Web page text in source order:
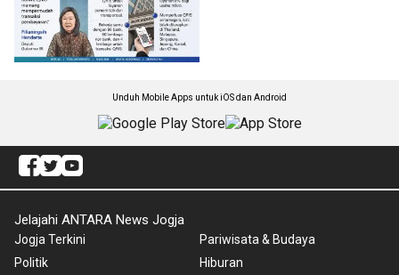
Unduh Mobile Apps untuk iOS dan Android
Jelajahi ANTARA News Jogja
Jogja Terkini
Politik
Pariwisata & Budaya
Hiburan